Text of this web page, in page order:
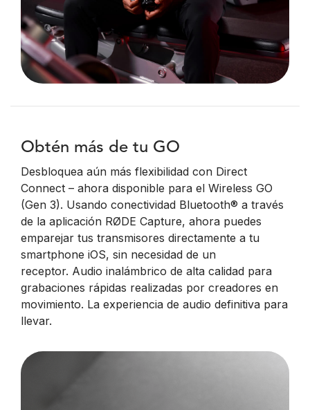
Obtén más de tu GO
Desbloquea aún más flexibilidad con Direct
Connect – ahora disponible para el Wireless GO
(Gen 3). Usando conectividad Bluetooth® a través
de la aplicación RØDE Capture, ahora puedes
emparejar tus transmisores directamente a tu
smartphone iOS, sin necesidad de un
receptor. Audio inalámbrico de alta calidad para
grabaciones rápidas realizadas por creadores en
movimiento. La experiencia de audio definitiva para
llevar.